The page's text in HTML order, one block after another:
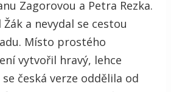
Zagorovou a Petra Rezka.
a nevydal se cestou
Místo prostého
vytvořil hravý, lehce
česká verze oddělila od